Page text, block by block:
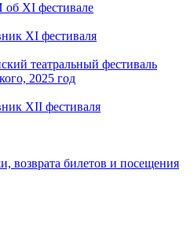
XI фестивале
XI фестиваля
театральный фестиваль
2025 год
XII фестиваля
возврата билетов и посещения